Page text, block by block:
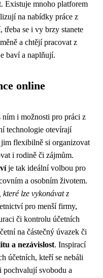
Existuje mnoho platforem
na nabídky práce z
se i vy brzy stanete
a chtějí pracovat z
baví a naplňují.
online
ním i možnosti pro práci z
technologie otevírají
flexibilně si organizovat
i rodině či zájmům.
je tak ideální volbou pro
a osobním životem.
lze vykonávat z
pro menší firmy,
či kontrolu účetních
na částečný úvazek či
a nezávislost. Inspirací
účetních, kteří se nebáli
pochvalují svobodu a